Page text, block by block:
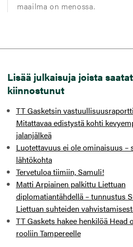
maailma on menossa.
Lisää julkaisuja joista
kiinnostunut
TT Gasketsin
Mitattavaa edistystä kohti
jalanjälkeä
Luotettavuus ei ole ominaisuus –
lähtökohta
Tervetuloa tiimiin, Samuli!
Matti Arpiainen palkittu Liettuan
diplomatiantähdellä – tunnustus
Liettuan suhteiden
TT Gaskets hakee henkilöä Head
rooliin Tampereelle